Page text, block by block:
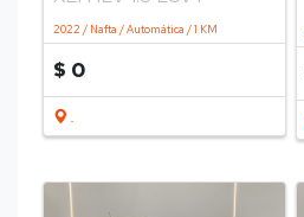
2022 / Nafta / Automática / 1 KM
$ 0
.